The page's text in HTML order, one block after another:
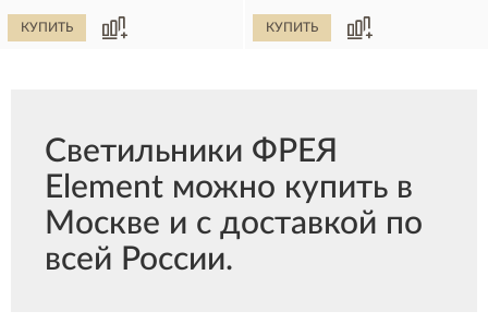
КУПИТЬ КУПИТЬ
Светильники ФРЕЯ
Element можно купить в
Москве и с доставкой по
всей России.